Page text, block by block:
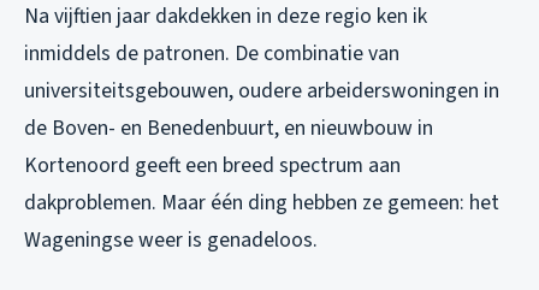
Na vijftien jaar dakdekken in deze regio ken ik
inmiddels de patronen. De combinatie van
universiteitsgebouwen, oudere arbeiderswoningen in
de Boven- en Benedenbuurt, en nieuwbouw in
Kortenoord geeft een breed spectrum aan
dakproblemen. Maar één ding hebben ze gemeen: het
Wageningse weer is genadeloos.